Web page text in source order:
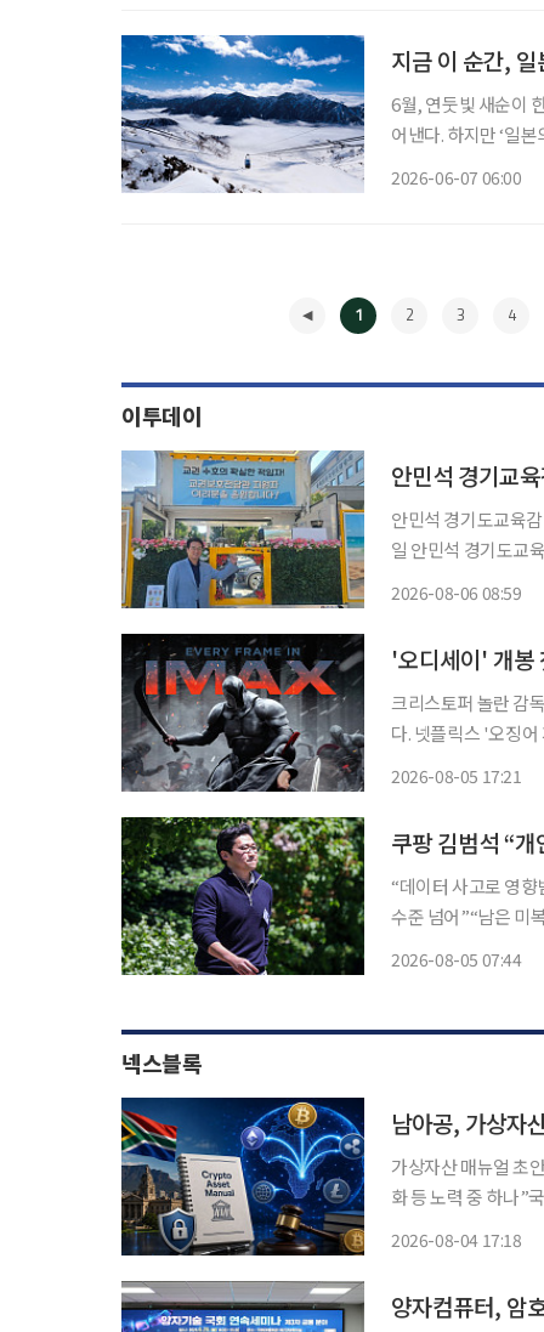
지금 이 순간,
6월, 연둣빛 새순이
어낸다. 하지만 ‘일
2026-06-07 06:00
1 2 3 4
이투데이
안민석 경기교
안민석 경기도교육
일 안민석 경기도교
2026-08-06 08:59
'오디세이' 개
크리스토퍼 놀란 감
다. 넷플릭스 '오징어 게임' 시리즈를 연출한 황동혁 감독은 5일 배급사 유니버설 픽쳐스를 통
2026-08-05 17:21
“데이터 사고로 영
수준 넘어”“남은 미복귀 고
2026-08-05 07:44
넥스블록
남아공, 가상자
가상자산 매뉴얼 초
화 등 노력 중 하나”
2026-08-04 17:18
양자컴퓨터, 암